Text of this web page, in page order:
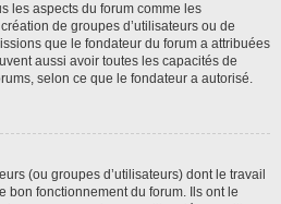
les aspects du forum comme les
de groupes d’utilisateurs ou de
que le fondateur du forum a attribuées
aussi avoir toutes les capacités de
selon ce que le fondateur a autorisé.
(ou groupes d’utilisateurs) dont le travail
bon fonctionnement du forum. Ils ont le